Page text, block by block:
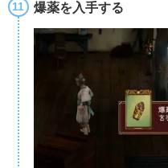
爆薬を入手する